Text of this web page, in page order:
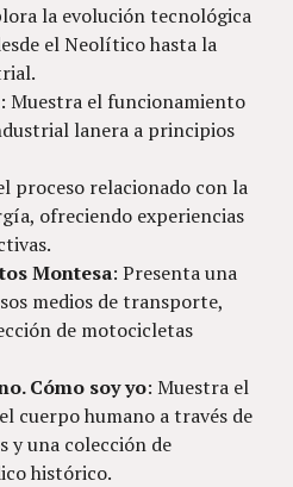
la evolución tecnológica
el Neolítico hasta la
: Muestra el funcionamiento
lanera a principios
proceso relacionado con la
ofreciendo experiencias
Montesa: Presenta una
medios de transporte,
de motocicletas
Cómo soy yo: Muestra el
cuerpo humano a través de
y una colección de
histórico.